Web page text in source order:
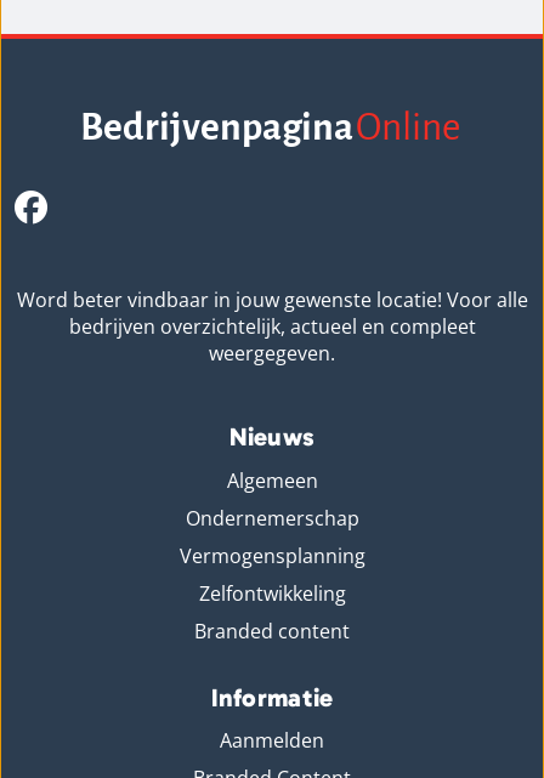
BedrijvenpaginaOnline
Word beter vindbaar in jouw gewenste locatie! Voor alle
bedrijven overzichtelijk, actueel en compleet
weergegeven.
Nieuws
Algemeen
Ondernemerschap
Vermogensplanning
Zelfontwikkeling
Branded content
Informatie
Aanmelden